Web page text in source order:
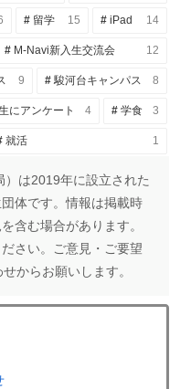
留学 15 iPad 14
M-Navi新入生交流会 12
9 駿河台キャンパス 8
にアンケート 4 学食 3
就活 1
）は2019年に設立された
体です。情報は掲載時
含む場合があります。
さい。ご意見・ご要望
からお願いします。